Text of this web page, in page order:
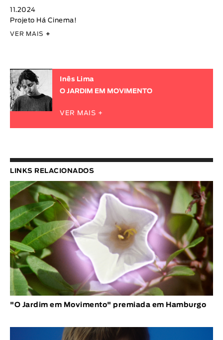
11.2024
Projeto Há Cinema!
VER MAIS +
Inês Lima
O JARDIM EM MOVIMENTO
VER MAIS +
LINKS RELACIONADOS
"O Jardim em Movimento" premiada em Hamburgo